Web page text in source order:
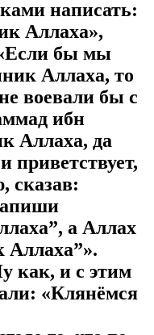
написать:
Аллаха»,
бы мы
Аллаха, то
воевали бы с
ибн
Аллаха, да
приветствует,
сказав:
а Аллах
Аллаха”».
как, и с этим
«Клянёмся